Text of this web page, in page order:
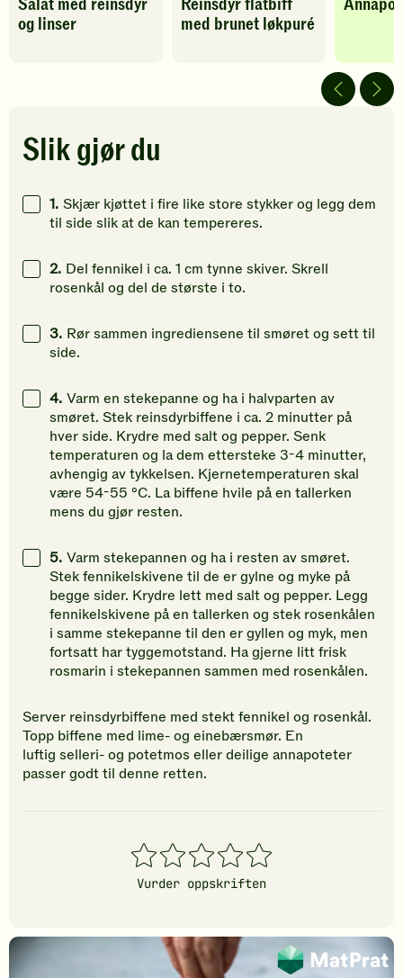
oppskriften
har
Klikk
for
gi
din
vurdering.
og linser
oppskriften
har
din
vurdering.
med brunet løkpuré
5
av
5
din
Slik gjør du
1. Skjær kjøttet i fire like store stykker og legg dem
til side slik at de kan tempereres.
2. Del fennikel i ca. 1 cm tynne skiver. Skrell
rosenkål og del de største i to.
3. Rør sammen ingrediensene til smøret og sett til
side.
4. Varm en stekepanne og ha i halvparten av
smøret. Stek reinsdyrbiffene i ca. 2 minutter på
hver side. Krydre med salt og pepper. Senk
temperaturen og la dem ettersteke 3-4 minutter,
avhengig av tykkelsen. Kjernetemperaturen skal
være 54-55 °C. La biffene hvile på en tallerken
mens du gjør resten.
5. Varm stekepannen og ha i resten av smøret.
Stek fennikelskivene til de er gylne og myke på
begge sider. Krydre lett med salt og pepper. Legg
fennikelskivene på en tallerken og stek rosenkålen
i samme stekepanne til den er gyllen og myk, men
fortsatt har tyggemotstand. Ha gjerne litt frisk
rosmarin i stekepannen sammen med rosenkålen.
Server reinsdyrbiffene med stekt fennikel og rosenkål.
Topp biffene med lime- og einebærsmør. En
luftig selleri- og potetmos eller deilige annapoteter
passer godt til denne retten.
1
stjerner
2
stjerner
3
stjerner
4
stjerner
5
stjerner
Vurder oppskriften